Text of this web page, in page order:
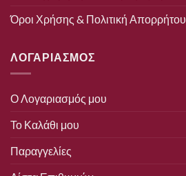
Όροι Χρήσης & Πολιτική Απορρήτου
ΛΟΓΑΡΙΑΣΜΟΣ
Ο Λογαριασμός μου
Το Καλάθι μου
Παραγγελίες